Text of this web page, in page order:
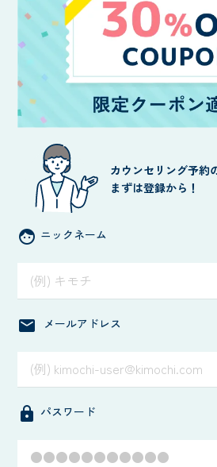
カウンセリング予約
まずは登録から！
face ニックネーム
mail メールアドレス
lock パスワード